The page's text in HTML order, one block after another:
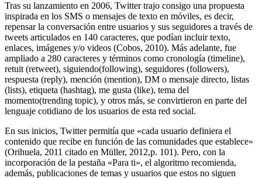
Tras su lanzamiento en 2006, Twitter trajo consigo una propuesta
inspirada en los SMS o mensajes de texto en móviles, es decir,
repensar la conversación entre usuarios y sus seguidores a través de
tweets articulados en 140 caracteres, que podían incluir texto,
enlaces, imágenes y/o videos (Cobos, 2010). Más adelante, fue
ampliado a 280 caracteres y términos como cronología (timeline),
retuit (retweet), siguiendo(following), seguidores (followers),
respuesta (reply), mención (mention), DM o mensaje directo, listas
(lists), etiqueta (hashtag), me gusta (like), tema del
momento(trending topic), y otros más, se convirtieron en parte del
lenguaje cotidiano de los usuarios de esta red social.
En sus inicios, Twitter permitía que «cada usuario definiera el
contenido que recibe en función de las comunidades que establece»
(Orihuela, 2011 citado en Müller, 2012,p. 101). Pero, con la
incorporación de la pestaña «Para ti», el algoritmo recomienda,
además, publicaciones de temas y usuarios que estos no siguen